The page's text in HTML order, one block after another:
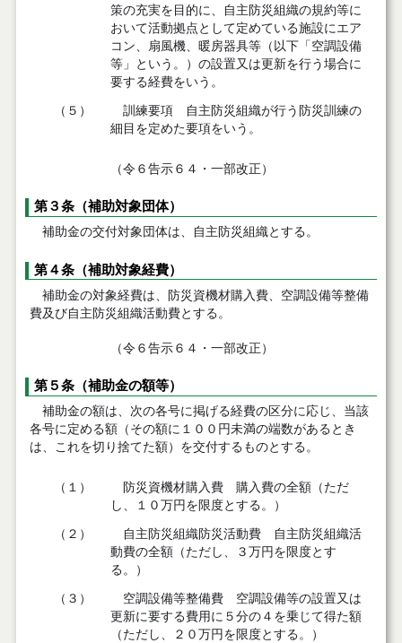
策の充実を目的に、自主防災組織の規約等に
おいて活動拠点として定めている施設にエア
コン、扇風機、暖房器具等（以下「空調設備
等」という。）の設置又は更新を行う場合に
要する経費をいう。
（５）
訓練要項 自主防災組織が行う防災訓練の
細目を定めた要項をいう。
（令６告示６４・一部改正）
第３条（補助対象団体）
補助金の交付対象団体は、自主防災組織とする。
第４条（補助対象経費）
補助金の対象経費は、防災資機材購入費、空調設備等整備
費及び自主防災組織活動費とする。
（令６告示６４・一部改正）
第５条（補助金の額等）
補助金の額は、次の各号に掲げる経費の区分に応じ、当該
各号に定める額（その額に１００円未満の端数があるとき
は、これを切り捨てた額）を交付するものとする。
（１）
防災資機材購入費 購入費の全額（ただ
し、１０万円を限度とする。）
（２）
自主防災組織防災活動費 自主防災組織活
動費の全額（ただし、３万円を限度とす
る。）
（３）
空調設備等整備費 空調設備等の設置又は
更新に要する費用に５分の４を乗じて得た額
（ただし、２０万円を限度とする。）